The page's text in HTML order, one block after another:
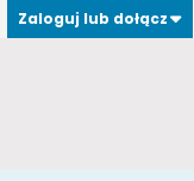
Zaloguj lub dołącz